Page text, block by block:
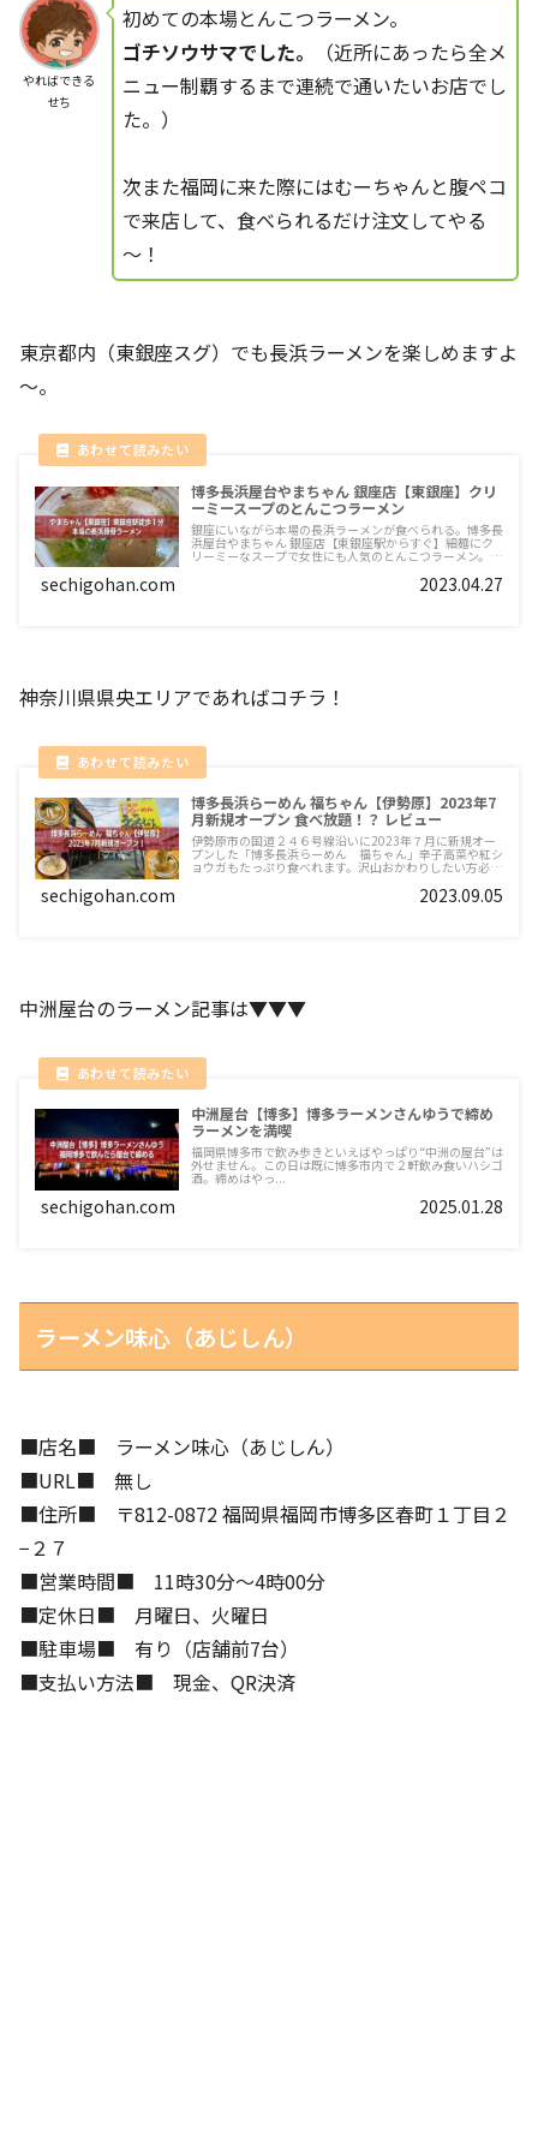
やればできる
せち
初めての本場とんこつラーメン。
ゴチソウサマでした。
（近所にあったら全メ
ニュー制覇するまで連続で通いたいお店でし
た。）
次また福岡に来た際にはむーちゃんと腹ペコ
で来店して、食べられるだけ注文してやる
～！
東京都内（東銀座スグ）でも長浜ラーメンを楽しめますよ
～。
博多長浜屋台やまちゃん 銀座店【東銀座】クリ
ーミースープのとんこつラーメン
銀座にいながら本場の長浜ラーメンが食べられる。博多長
浜屋台やまちゃん 銀座店【東銀座駅からすぐ】細麺にク
リーミーなスープで女性にも人気のとんこつラーメン。深
夜も営業してくれているから残業の夜はありがたい。日曜
sechigohan.com 2023.04.27
神奈川県県央エリアであればコチラ！
博多長浜らーめん 福ちゃん【伊勢原】2023年7
月新規オープン 食べ放題！？ レビュー
伊勢原市の国道２４６号線沿いに2023年７月に新規オー
プンした「博多長浜らーめん 福ちゃん」辛子高菜や紅シ
ョウガもたっぷり食べれます。沢山おかわりしたい方必見
sechigohan.com 2023.09.05
中洲屋台のラーメン記事は▼▼▼
中洲屋台【博多】博多ラーメンさんゆうで締め
ラーメンを満喫
福岡県博多市で飲み歩きといえばやっぱり“中洲の屋台”は
外せません。この日は既に博多市内で２軒飲み食いハシゴ
酒。締めはやっ...
sechigohan.com 2025.01.28
ラーメン味心（あじしん）
■店名■ ラーメン味心（あじしん）
■URL■ 無し
■住所■ 〒812-0872 福岡県福岡市博多区春町１丁目２
−２７
■営業時間■ 11時30分～4時00分
■定休日■ 月曜日、火曜日
■駐車場■ 有り（店舗前7台）
■支払い方法■ 現金、QR決済